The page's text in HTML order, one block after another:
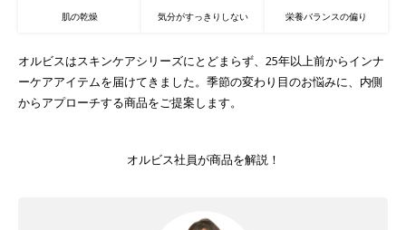
肌の乾燥 気分がすっきりしない 栄養バランスの偏り
オルビスはスキンケアシリーズにとどまらず、25年以上前からインナ
ーケアアイテムを届けてきました。季節の変わり目のお悩みに、内側
からアプローチする商品をご提案します。
オルビス社員が商品を解説！